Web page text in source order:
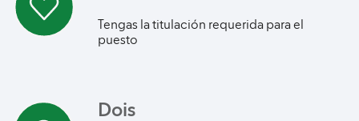
Tengas la titulación requerida para el
puesto
Dois